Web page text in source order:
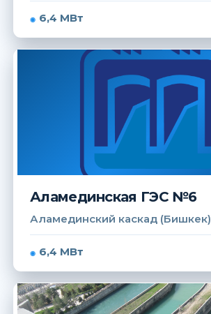
6,4 МВт
Аламединская ГЭС №6
Аламединский каскад (Бишкек)
6,4 МВт